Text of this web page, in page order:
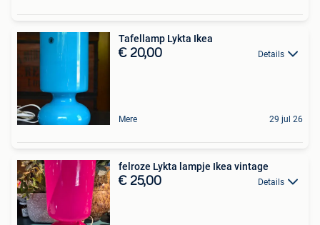
Tafellamp Lykta Ikea
€ 20,00 Details
Mere 29 jul 26
felroze Lykta lampje Ikea vintage
€ 25,00 Details